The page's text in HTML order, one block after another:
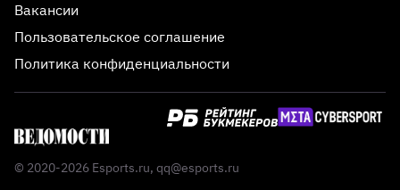
Вакансии
Пользовательское соглашение
Политика конфиденциальности
© 2020-2026 Esports.ru, qq@esports.ru